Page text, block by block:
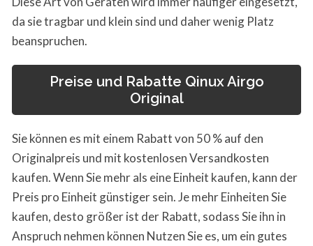
da sie tragbar und klein sind und daher wenig Platz
beanspruchen.
Preise und Rabatte Qinux Airgo
Original
Sie können es mit einem Rabatt von 50 % auf den
Originalpreis und mit kostenlosen Versandkosten
kaufen. Wenn Sie mehr als eine Einheit kaufen, kann der
Preis pro Einheit günstiger sein. Je mehr Einheiten Sie
kaufen, desto größer ist der Rabatt, sodass Sie ihn in
Anspruch nehmen können Nutzen Sie es, um ein gutes